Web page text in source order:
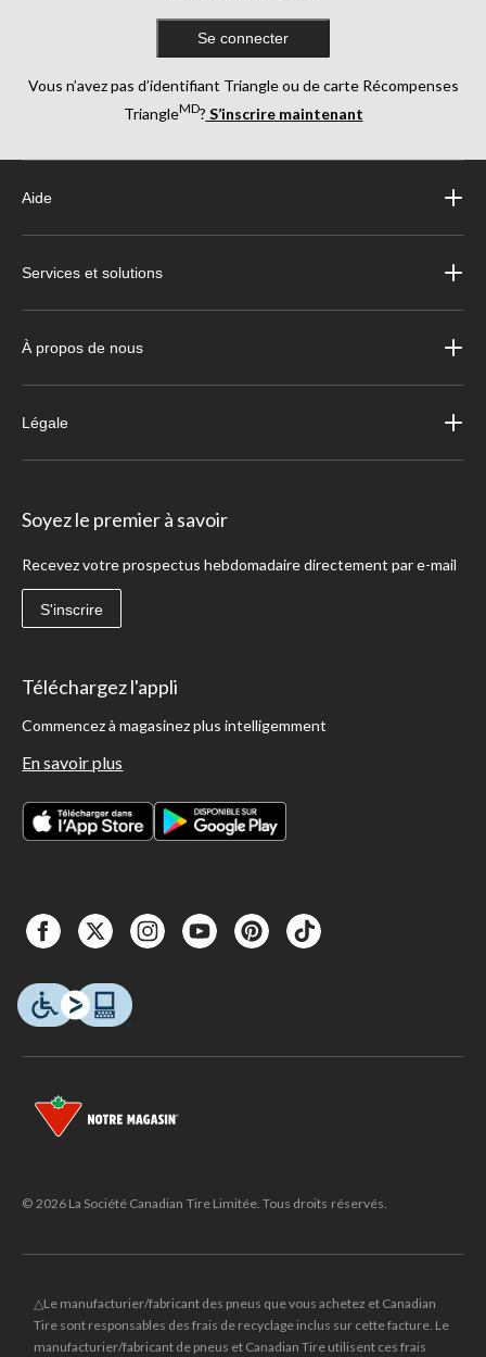
Se connecter
Vous n’avez pas d’identifiant Triangle ou de carte Récompenses
TriangleMD? S’inscrire maintenant
Aide
Services et solutions
À propos de nous
Légale
Soyez le premier à savoir
Recevez votre prospectus hebdomadaire directement par e-mail
S'inscrire
Téléchargez l'appli
Commencez à magasinez plus intelligemment
En savoir plus
© 2026 La Société Canadian Tire Limitée. Tous droits réservés.
△Le manufacturier/fabricant des pneus que vous achetez et Canadian
Tire sont responsables des frais de recyclage inclus sur cette facture. Le
manufacturier/fabricant de pneus et Canadian Tire utilisent ces frais